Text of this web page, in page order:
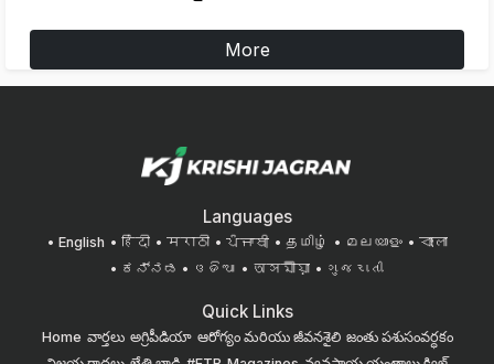
More
Languages
English हिंदी मराठी ਪੰਜਾਬੀ தமிழ் മലയാളം
বাংলা
ಕನ್ನಡ
ଓଡିଆ অসমীয়া ગુજરાતી
Quick Links
Home వార్తలు అగ్రిపీడియా ఆరోగ్యం మరియు జీవనశైలి జంతు పశుసంవర్ధకం